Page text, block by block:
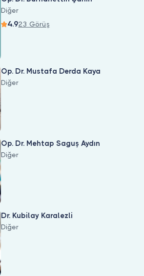
Diğer
4.923 Görüş
Op. Dr. Mustafa Derda Kaya
Diğer
Op. Dr. Mehtap Saguş Aydın
Diğer
Dr. Kubilay Karalezli
Diğer